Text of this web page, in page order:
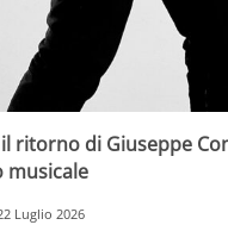
il ritorno di Giuseppe
musicale
Luglio 2026